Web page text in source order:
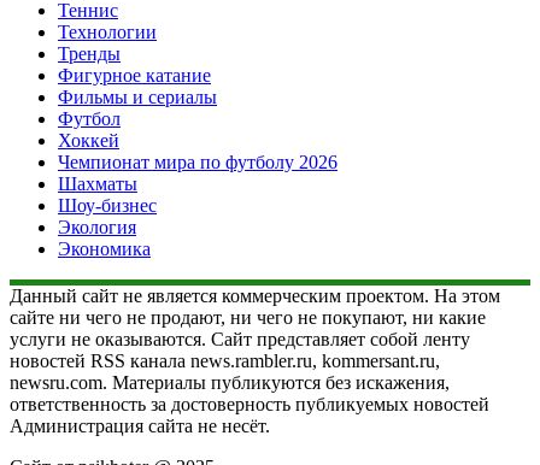
Теннис
Технологии
Тренды
Фигурное катание
Фильмы и сериалы
Футбол
Хоккей
Чемпионат мира по футболу 2026
Шахматы
Шоу-бизнес
Экология
Экономика
Данный сайт не является коммерческим проектом. На этом
сайте ни чего не продают, ни чего не покупают, ни какие
услуги не оказываются. Сайт представляет собой ленту
новостей RSS канала news.rambler.ru, kommersant.ru,
newsru.com. Материалы публикуются без искажения,
ответственность за достоверность публикуемых новостей
Администрация сайта не несёт.